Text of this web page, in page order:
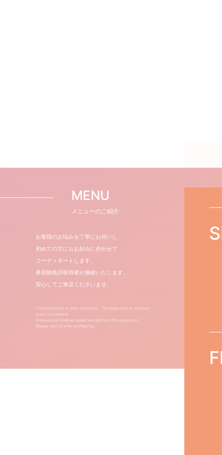
MENU
メニューのご紹介
お客様のお悩みを丁寧にお伺いし、
初めての方にもお好みに合わせて
コーディネートします。
美容師免許取得者が施術いたします。
安心してご来店くださいませ。
Carefully listen to your concerns, for beginners to suit your
taste Coordinate.
A beautician license holder will perform the operation.
Please visit us with confidence.